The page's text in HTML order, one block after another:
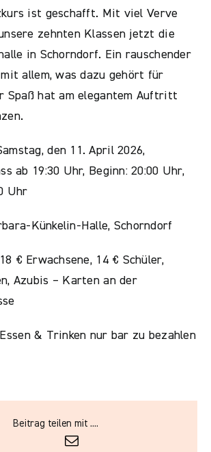
ist geschafft. Mit viel Verve
zehnten Klassen jetzt die
in Schorndorf. Ein rauschender
allem, was dazu gehört für
Spaß hat am elegantem Auftritt
den 11. April 2026,
ab 19:30 Uhr, Beginn: 20:00 Uhr,
Uhr
Künkelin-Halle, Schorndorf
18 € Erwachsene, 14 € Schüler,
Azubis – Karten an der
Essen & Trinken nur bar zu bezahlen
Beitrag teilen mit ....